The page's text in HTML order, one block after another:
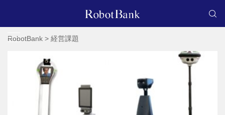
RobotBank > 経営課題